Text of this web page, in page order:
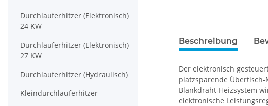
Beschreibung
Der elektronisch
platzsparende Übertisch-
Blankdraht-Heizsystem
elektronische
Durchlauferhitzer (Elektronisch)
24 KW
Durchlauferhitzer (Elektronisch)
27 KW
Durchlauferhitzer (Hydraulisch)
Kleindurchlauferhitzer